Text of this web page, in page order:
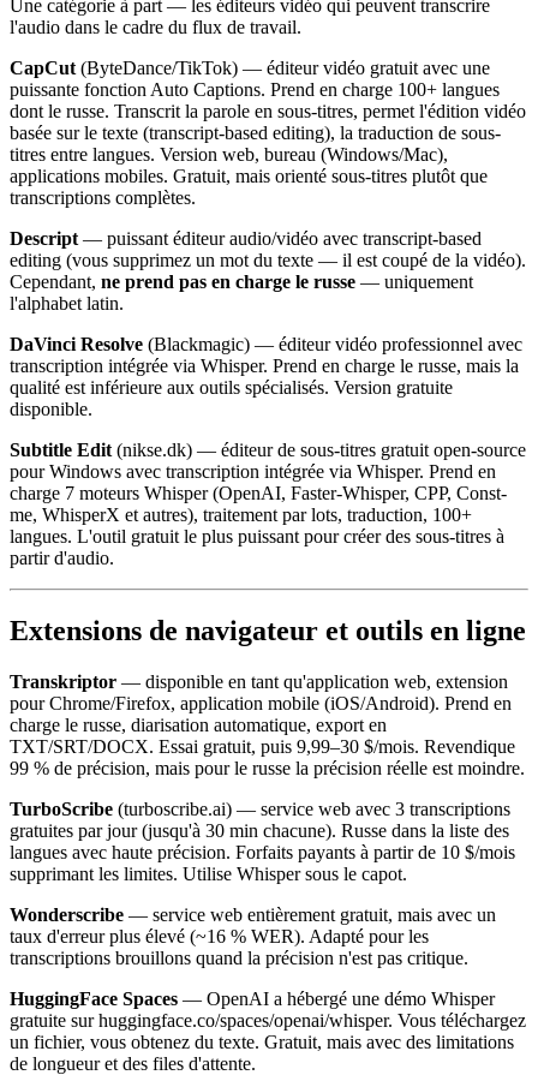
Une catégorie à part — les éditeurs vidéo qui peuvent transcrire
l'audio dans le cadre du flux de travail.
CapCut (ByteDance/TikTok) — éditeur vidéo gratuit avec une
puissante fonction Auto Captions. Prend en charge 100+ langues
dont le russe. Transcrit la parole en sous-titres, permet l'édition vidéo
basée sur le texte (transcript-based editing), la traduction de sous-
titres entre langues. Version web, bureau (Windows/Mac),
applications mobiles. Gratuit, mais orienté sous-titres plutôt que
transcriptions complètes.
Descript — puissant éditeur audio/vidéo avec transcript-based
editing (vous supprimez un mot du texte — il est coupé de la vidéo).
Cependant, ne prend pas en charge le russe — uniquement
l'alphabet latin.
DaVinci Resolve (Blackmagic) — éditeur vidéo professionnel avec
transcription intégrée via Whisper. Prend en charge le russe, mais la
qualité est inférieure aux outils spécialisés. Version gratuite
disponible.
Subtitle Edit (nikse.dk) — éditeur de sous-titres gratuit open-source
pour Windows avec transcription intégrée via Whisper. Prend en
charge 7 moteurs Whisper (OpenAI, Faster-Whisper, CPP, Const-
me, WhisperX et autres), traitement par lots, traduction, 100+
langues. L'outil gratuit le plus puissant pour créer des sous-titres à
partir d'audio.
Extensions de navigateur et outils en ligne
Transkriptor — disponible en tant qu'application web, extension
pour Chrome/Firefox, application mobile (iOS/Android). Prend en
charge le russe, diarisation automatique, export en
TXT/SRT/DOCX. Essai gratuit, puis 9,99–30 $/mois. Revendique
99 % de précision, mais pour le russe la précision réelle est moindre.
TurboScribe (turboscribe.ai) — service web avec 3 transcriptions
gratuites par jour (jusqu'à 30 min chacune). Russe dans la liste des
langues avec haute précision. Forfaits payants à partir de 10 $/mois
supprimant les limites. Utilise Whisper sous le capot.
Wonderscribe — service web entièrement gratuit, mais avec un
taux d'erreur plus élevé (~16 % WER). Adapté pour les
transcriptions brouillons quand la précision n'est pas critique.
HuggingFace Spaces — OpenAI a hébergé une démo Whisper
gratuite sur huggingface.co/spaces/openai/whisper. Vous téléchargez
un fichier, vous obtenez du texte. Gratuit, mais avec des limitations
de longueur et des files d'attente.